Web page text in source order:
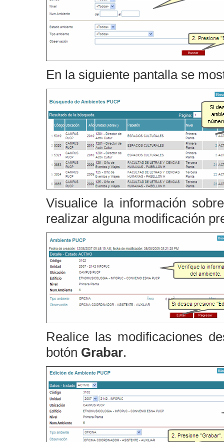
En la siguiente pantalla se
Visualice la información
realizar alguna modificación
Realice las modificaciones
botón Grabar.